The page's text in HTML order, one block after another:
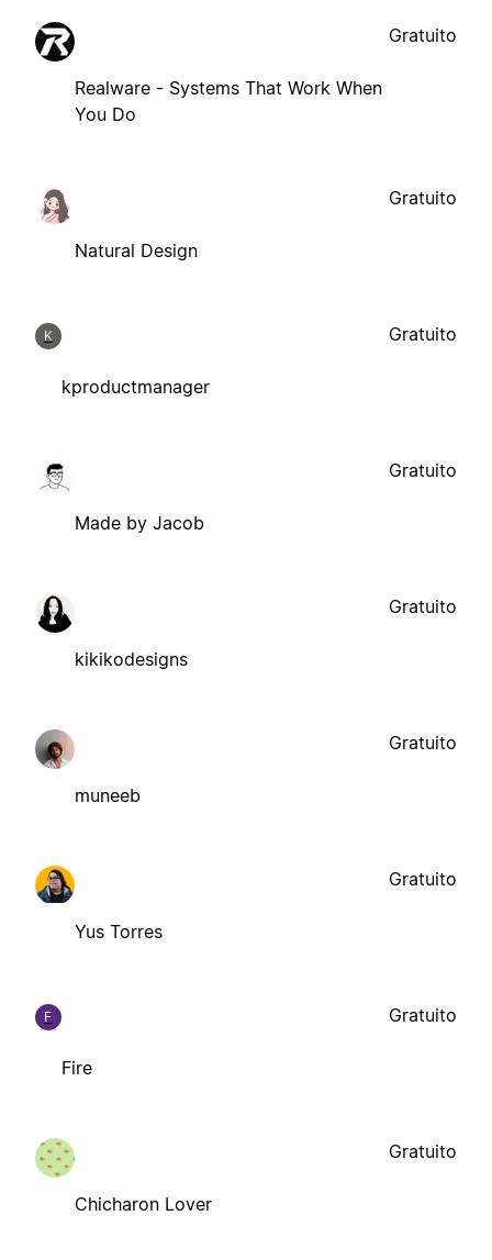
Realware - Systems That Work When
You Do
Gratuito
Natural Design
Gratuito
K
kproductmanager
Gratuito
Made by Jacob
Gratuito
kikikodesigns
Gratuito
muneeb
Gratuito
Yus Torres
Gratuito
F
Fire
Gratuito
Chicharon Lover
Gratuito